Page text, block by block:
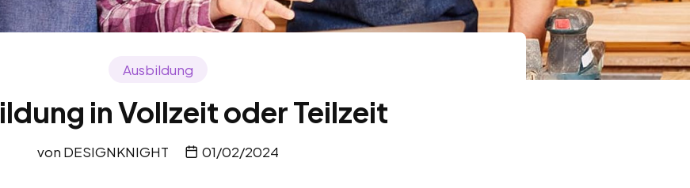
Ausbildung
in Vollzeit oder Teilzeit
von DESIGNKNIGHT 01/02/2024